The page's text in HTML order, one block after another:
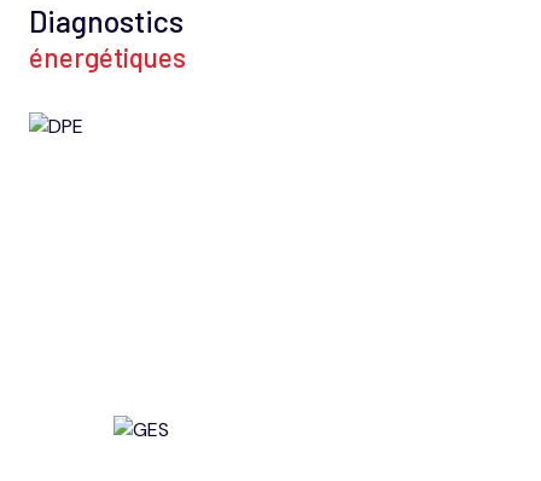
Diagnostics
énergétiques